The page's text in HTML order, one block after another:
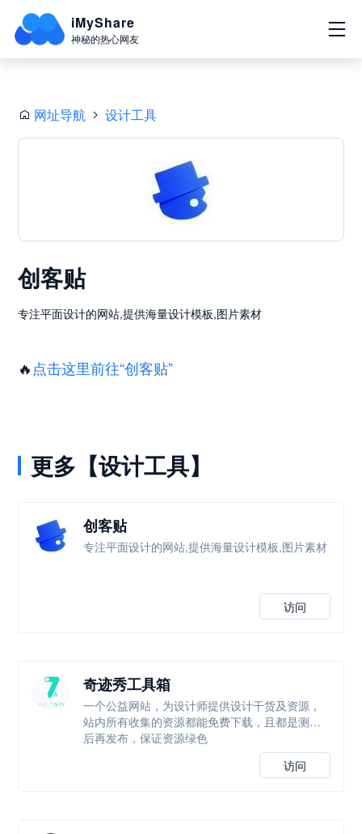
iMyShare
神秘的热心网友
网址导航 设计工具
创客贴
专注平面设计的网站,提供海量设计模板,图片素材
🔥点击这里前往“创客贴”
更多【设计工具】
创客贴
专注平面设计的网站,提供海量设计模板,图片素材
访问
奇迹秀工具箱
一个公益网站，为设计师提供设计干货及资源，
站内所有收集的资源都能免费下载，且都是测试
后再发布，保证资源绿色
访问